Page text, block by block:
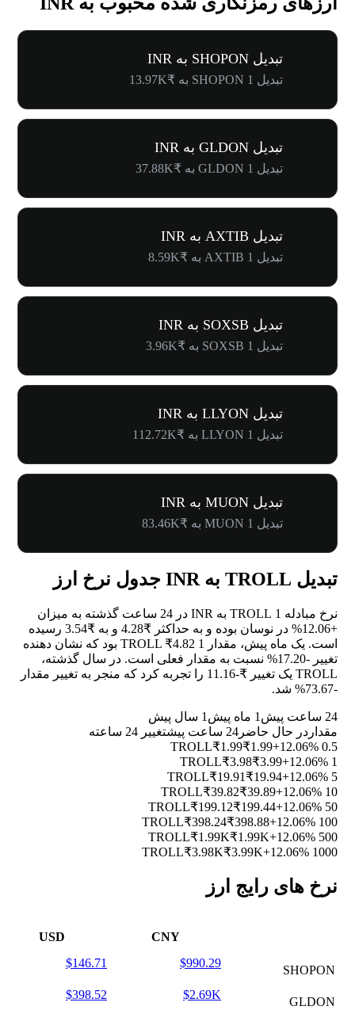
تبدیل SHOPON به INR
تبدیل 1 SHOPON به ₹13.97K
تبدیل GLDON به INR
تبدیل 1 GLDON به ₹37.88K
تبدیل AXTIB به INR
تبدیل 1 AXTIB به ₹8.59K
تبدیل SOXSB به INR
تبدیل 1 SOXSB به ₹3.96K
تبدیل LLYON به INR
تبدیل 1 LLYON به ₹112.72K
تبدیل MUON به INR
تبدیل 1 MUON به ₹83.46K
تبدیل TROLL به INR جدول نرخ ارز
نرخ مبادله 1 TROLL به INR در 24 ساعت گذشته به میزان
+12.06%
در نوسان بوده و به حداکثر ₹4.28 و به ₹3.54 رسیده
است. یک ماه پیش، مقدار 1 TROLL ₹4.82 بود که نشان دهنده
تغییر -17.20%
نسبت به مقدار فعلی است. در سال گذشته،
TROLL یک تغییر ₹-11.16 را تجربه کرد که منجر به تغییر مقدار
-73.67%
شد.
24 ساعت پیش 1 ماه پیش
1 سال پیش
مقدار در حال حاضر 24 ساعت پیش
تغییر 24 ساعته
0.5 TROLL
₹1.99₹1.99+12.06%
1 TROLL
₹3.98₹3.99+12.06%
5 TROLL
₹19.91 ₹19.94+12.06%
10 TROLL
₹39.82₹39.89+12.06%
50 TROLL
₹199.12₹199.44+12.06%
100 TROLL
₹398.24₹398.88+12.06%
500 TROLL
₹1.99K₹1.99K+12.06%
1000 TROLL
₹3.98K₹3.99K+12.06%
نرخ های رایج ارز
CNY
USD
SHOPON
$990.29
$146.71
GLDON
$2.69K
$398.52